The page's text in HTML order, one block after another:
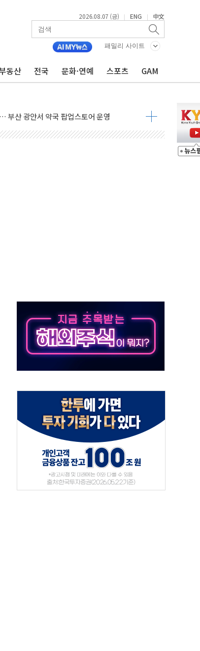
2026.08.07 (금) | ENG | 中文
패밀리 사이트
동산 전국 문화·연예 스포츠 GAM
2차 회의 外
…한국 등엔 '합산 상한' 적용
·달러 동반 상승…시장, 美 고용지표 촉각
부족설 일축 "막대한 무기 보유"
음 과제는 '외형 확대'
한 검토에 유가 3% 급등…금값 보합
5거래일 랠리 '마침표'
막바지.."美와 직접 협상 없어"
석 후보 - 8월 7일
점검회의…주택 공급 대책 막바지 조율
회견·주요 정당 - 8월 7일
제한 추진…美 "통행 막을 권한 없어"
상승… "2분기 기업 순이익 21% 증가" 전망
토 회원국 공격 검토… 거짓 깃발 작전"